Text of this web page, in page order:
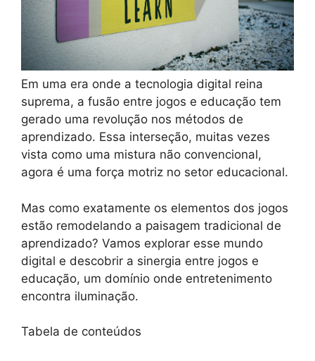
Em uma era onde a tecnologia digital reina
suprema, a fusão entre jogos e educação tem
gerado uma revolução nos métodos de
aprendizado. Essa interseção, muitas vezes
vista como uma mistura não convencional,
agora é uma força motriz no setor educacional.
Mas como exatamente os elementos dos jogos
estão remodelando a paisagem tradicional de
aprendizado? Vamos explorar esse mundo
digital e descobrir a sinergia entre jogos e
educação, um domínio onde entretenimento
encontra iluminação.
Tabela de conteúdos